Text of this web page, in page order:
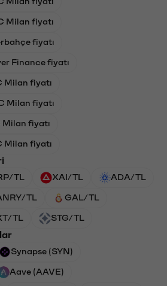
Milan fiyatı
fiyatı
Finance fiyatı
Milan fiyatı
Milan fiyatı
fiyatı
Milan fiyatı
TL XAI/TL ADA/TL
TL GAL/TL
TL STG/TL
Synapse (SYN)
Aave (AAVE)